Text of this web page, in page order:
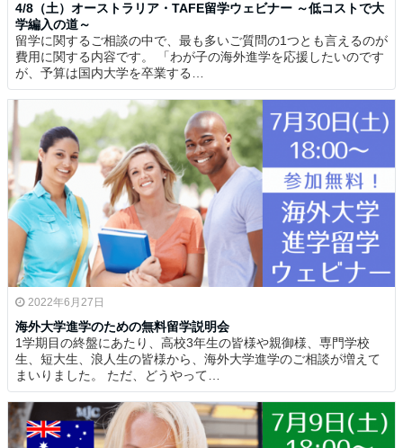
4/8（土）オーストラリア・TAFE留学ウェビナー ～低コストで大
学編入の道～
留学に関するご相談の中で、最も多いご質問の1つとも言えるのが
費用に関する内容です。 「わが子の海外進学を応援したいのです
が、予算は国内大学を卒業する…
2022年6月27日
海外大学進学のための無料留学説明会
1学期目の終盤にあたり、高校3年生の皆様や親御様、専門学校
生、短大生、浪人生の皆様から、海外大学進学のご相談が増えて
まいりました。 ただ、どうやって…